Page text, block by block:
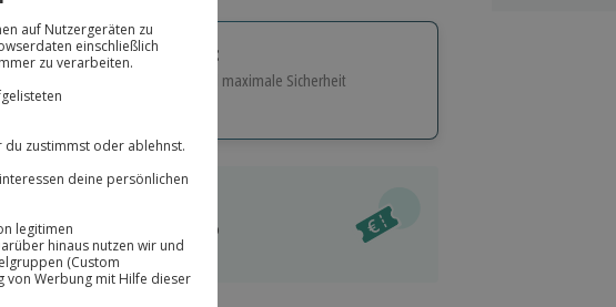
Immer das richtige Geschenk:
Große Auswahl, volle Flexibilität und maximale Sicherheit
Über 9.000 Erlebnisse.
Volle Flexibilität
Maximale Sicherheit
10 Jahre gültig & verlängerbar.
Direktabzug im Warenkorb
Melde dich hier an